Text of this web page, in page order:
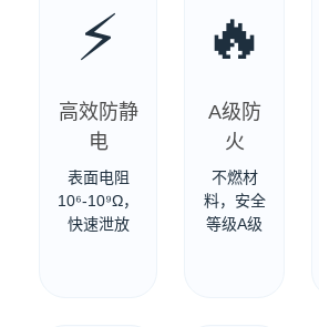
⚡
高效防静
电
表面电阻
10⁶-10⁹Ω，
快速泄放
🔥
A级防
火
不燃材
料，安全
等级A级